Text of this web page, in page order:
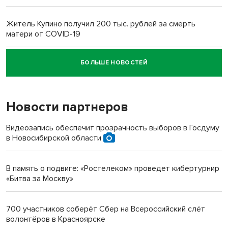
Житель Купино получил 200 тыс. рублей за смерть
матери от COVID-19
Новосибирский суд наказал водителя за смерть
пенсионерки на вокзале
БОЛЬШЕ НОВОСТЕЙ
Новости партнеров
Видеозапись обеспечит прозрачность выборов в Госдуму
в Новосибирской области
В память о подвиге: «Ростелеком» проведет кибертурнир
«Битва за Москву»
700 участников соберёт Сбер на Всероссийский слёт
волонтёров в Красноярске